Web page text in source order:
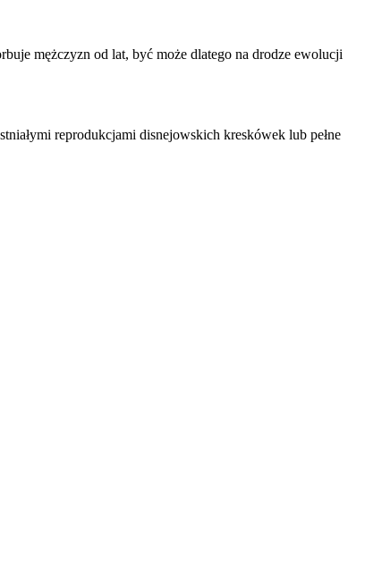
mężczyzn od lat, być może dlatego na drodze ewolucji
reprodukcjami disnejowskich kreskówek lub pełne